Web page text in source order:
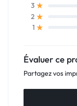
3
2
1
Évaluer ce
Partagez vos